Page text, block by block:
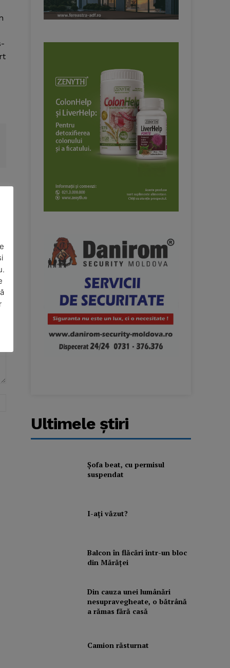
Ultimele ştiri
Şofa beat, cu permisul
suspendat
I-aţi văzut?
Balcon în flăcări într-un bloc
din Mărăţei
Din cauza unei lumânări
nesupravegheate, o bătrână
a rămas fără casă
Camion răsturnat